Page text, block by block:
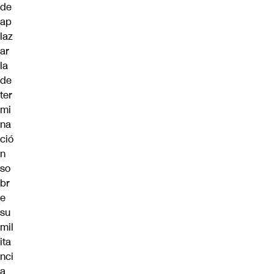
de
ap
laz
ar
la
de
ter
mi
na
ció
n
so
br
e
su
mil
ita
nci
a